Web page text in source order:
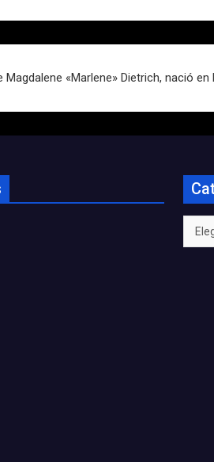
Magdalene «Marlene» Dietrich, nació